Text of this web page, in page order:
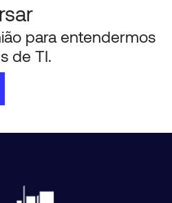
para entendermos
de TI.